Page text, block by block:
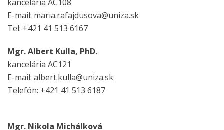
kancelária AC108
E-mail: maria.rafajdusova@uniza.sk
Tel: +421 41 513 6167
Mgr. Albert Kulla, PhD.
kancelária AC121
E-mail: albert.kulla@uniza.sk
Telefón: +421 41 513 6187
Mgr. Nikola Michálková